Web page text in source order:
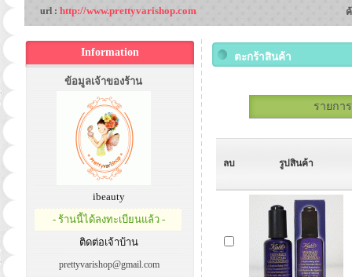
url : http://www.prettyvarishop.com
Information
ข้อมูลเจ้าของร้าน
ibeauty
- ร้านนี้ได้ลงทะเบียนแล้ว -
ติดต่อเจ้าบ้าน
prettyvarishop@gmail.com
ตะกร้าสินค้า
รายกา
ลบ รูปสินค้า